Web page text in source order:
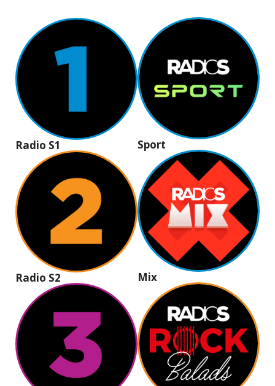
Radio S1
Radio S2
Sport
Mix